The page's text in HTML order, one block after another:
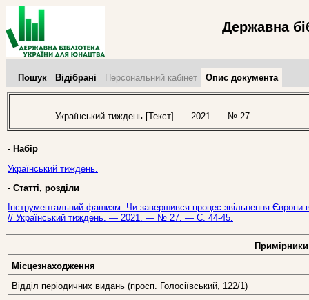
Державна
Пошук Відібрані Персональний кабінет Опис документа
Український тиждень [Текст]. — 2021. — № 27.
- Набір
Український тиждень.
- Статті, розділи
Інструментальний фашизм: Чи завершився процес звільнення Європи
// Український тиждень. — 2021. — № 27. — С. 44-45.
Примірники
Місцезнаходження
Відділ періодичних видань (просп. Голосіївський, 122/1)